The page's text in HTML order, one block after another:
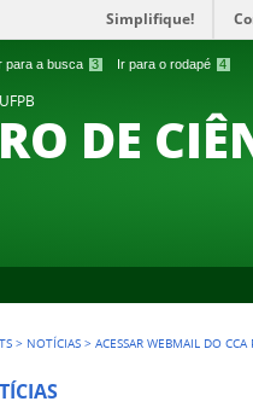
para a busca 3 Ir para o rodapé 4
Simplifique!
DE
> NOTÍCIAS >ACESSAR WEBMAIL DO CCA